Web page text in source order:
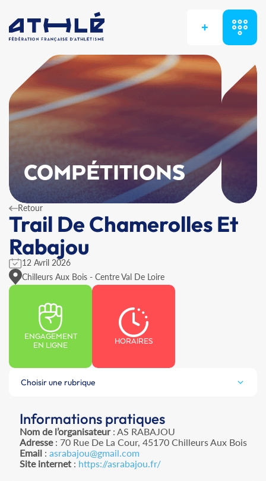
+
COMPÉTITIONS
Retour
Trail De Chamerolles Et
Rabajou
12 Avril 2026
Chilleurs Aux Bois - Centre Val De Loire
ENGAGEMENT
EN LIGNE
HORAIRES
Choisir une rubrique
Informations pratiques
Nom de l’organisateur: AS RABAJOU
Adresse: 70 Rue De La Cour, 45170 Chilleurs Aux Bois
Email: asrabajou@gmail.com
Site internet: https://asrabajou.fr/